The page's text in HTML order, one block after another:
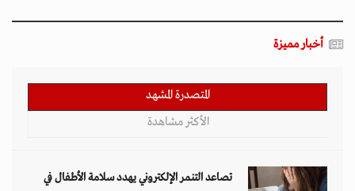
أخبار مميزة
المتصدرة المشهد
الأكثر مشاهدة
تصاعد التنمر الإلكتروني يهدد سلامة الأطفال في